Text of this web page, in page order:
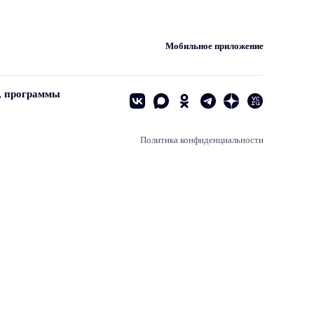
Мобильное приложение
программы
Политика конфиденциальности